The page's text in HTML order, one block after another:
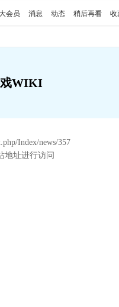
大会员 消息 动态 稍后再看 收
戏WIKI
Index/news/357
地址进行访问